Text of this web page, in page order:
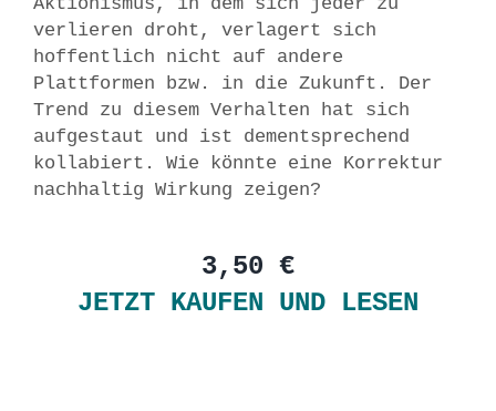
verlieren droht, verlagert sich
hoffentlich nicht auf andere
Plattformen bzw. in die Zukunft. Der
Trend zu diesem Verhalten hat sich
aufgestaut und ist dementsprechend
kollabiert. Wie könnte eine Korrektur
nachhaltig Wirkung zeigen?
3,50 €
JETZT KAUFEN UND LESEN